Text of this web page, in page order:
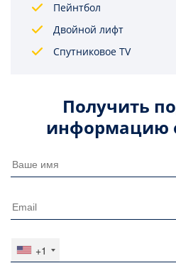
Пейнтбол
Двойной лифт
Спутниковое TV
Получить
информацию
+1